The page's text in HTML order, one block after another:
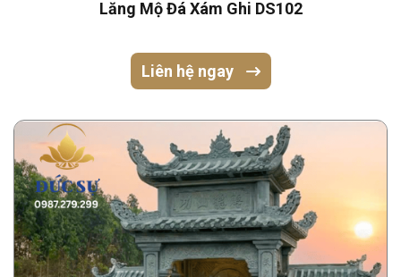
Lăng Mộ Đá Xám Ghi DS102
Liên hệ ngay